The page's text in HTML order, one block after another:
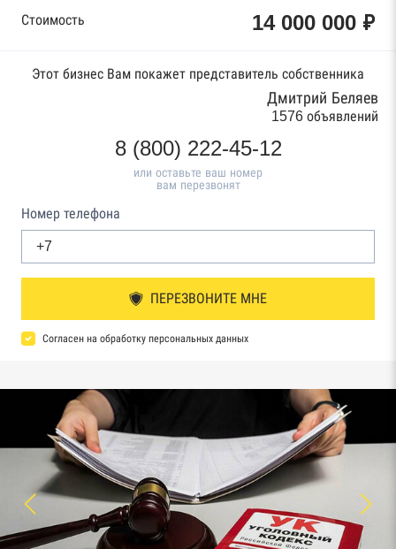
Стоимость 14 000 000 ₽
Этот бизнес Вам покажет представитель собственника
Дмитрий Беляев
1576 объявлений
8 (800) 222-45-12
или оставьте ваш номер
вам перезвонят
Номер телефона
ПЕРЕЗВОНИТЕ МНЕ
Согласен на обработку персональных данных